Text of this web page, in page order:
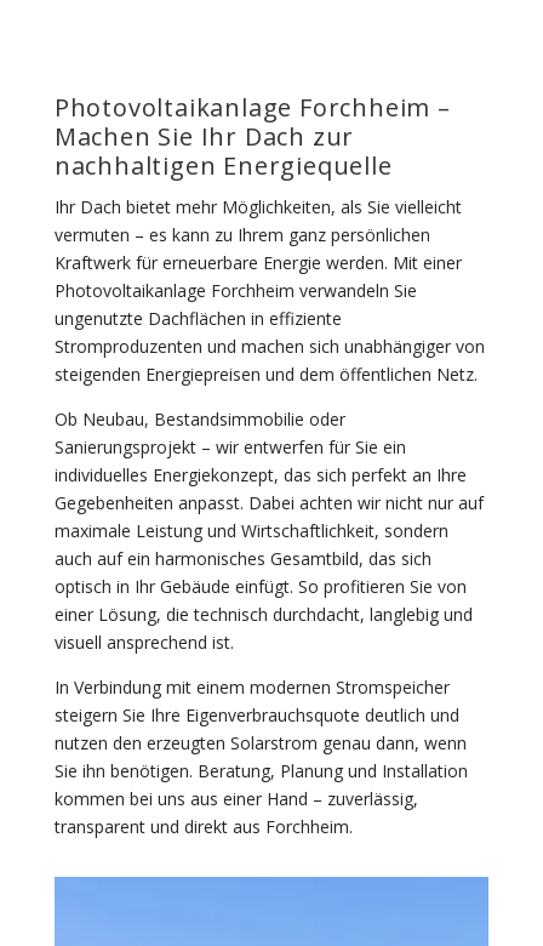
Photovoltaikanlage Forchheim –
Machen Sie Ihr Dach zur
nachhaltigen Energiequelle
Ihr Dach bietet mehr Möglichkeiten, als Sie vielleicht
vermuten – es kann zu Ihrem ganz persönlichen
Kraftwerk für erneuerbare Energie werden. Mit einer
Photovoltaikanlage Forchheim verwandeln Sie
ungenutzte Dachflächen in effiziente
Stromproduzenten und machen sich unabhängiger von
steigenden Energiepreisen und dem öffentlichen Netz.
Ob Neubau, Bestandsimmobilie oder
Sanierungsprojekt – wir entwerfen für Sie ein
individuelles Energiekonzept, das sich perfekt an Ihre
Gegebenheiten anpasst. Dabei achten wir nicht nur auf
maximale Leistung und Wirtschaftlichkeit, sondern
auch auf ein harmonisches Gesamtbild, das sich
optisch in Ihr Gebäude einfügt. So profitieren Sie von
einer Lösung, die technisch durchdacht, langlebig und
visuell ansprechend ist.
In Verbindung mit einem modernen Stromspeicher
steigern Sie Ihre Eigenverbrauchsquote deutlich und
nutzen den erzeugten Solarstrom genau dann, wenn
Sie ihn benötigen. Beratung, Planung und Installation
kommen bei uns aus einer Hand – zuverlässig,
transparent und direkt aus Forchheim.